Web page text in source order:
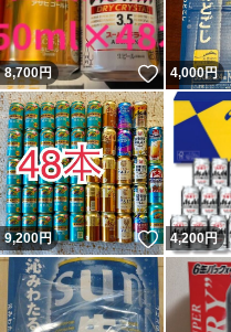
8,700円 いいね！
4,000円
9,200円 いいね！
4,200円